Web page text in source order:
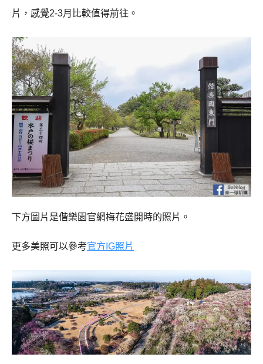
片，感覺2-3月比較值得前往。
下方圖片是偕樂園官網梅花盛開時的照片。
更多美照可以參考官方IG照片